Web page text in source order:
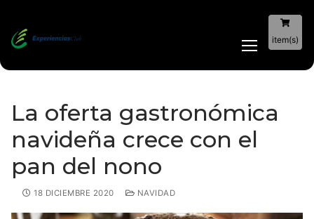
item(s)
La oferta gastronómica
navideña crece con el
pan del nono
18 DICIEMBRE 2020 NAVIDAD